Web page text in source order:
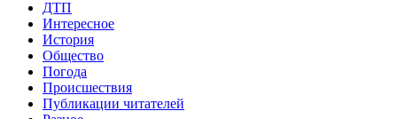
ДТП
Интересное
История
Общество
Погода
Происшествия
Публикации читателей